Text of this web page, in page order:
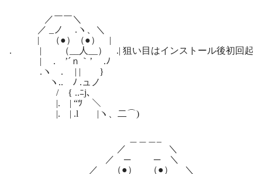
／￣￣＼
／ _ノ .ヽ、＼
| （●）（●） |
. | （__人__） .| 狙い目はインストール後初回起動
| . ’´ｎ｀’ .ﾉ
.ヽ . | | }
ヽ.. ﾉ .ュノ
/ { ..ﾆj､
|. | “ﾂ ＼
|. | .l |ヽ、二⌒)
／ ＼
／ ─ ─ ＼
／ （●） （●） ＼